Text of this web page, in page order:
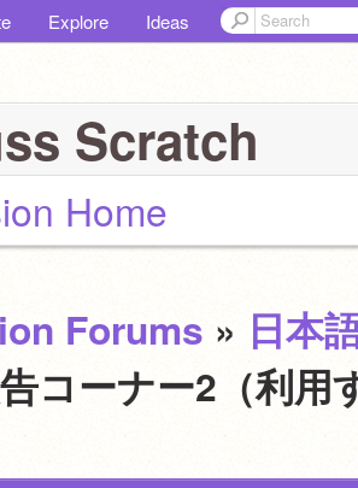
Explore Ideas
Scratch
Home
Forums » 日本
コーナー2（利用